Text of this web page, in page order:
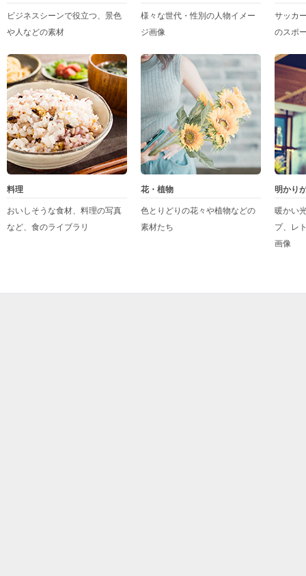
ビジネスシーンで役立つ、景色
や人などの素材
様々な世代・性別の人物イメー
ジ画像
サッカ
のスポ
料理
おいしそうな食材、料理の写真
など、食のライブラリ
花・植物
色とりどりの花々や植物などの
素材たち
明かり
暖かい
プ、レ
画像